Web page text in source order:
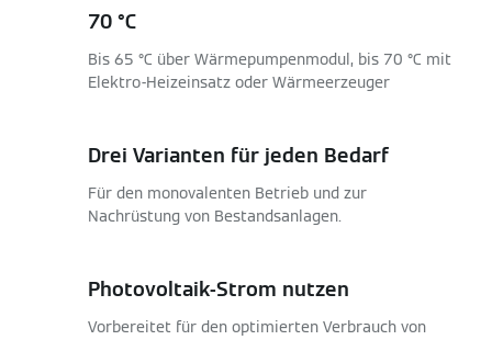
70 °C
Bis 65 °C über Wärmepumpenmodul, bis 70 °C mit
Elektro-Heizeinsatz oder Wärmeerzeuger
Drei Varianten für jeden Bedarf
Für den monovalenten Betrieb und zur
Nachrüstung von Bestandsanlagen.
Photovoltaik-Strom nutzen
Vorbereitet für den optimierten Verbrauch von